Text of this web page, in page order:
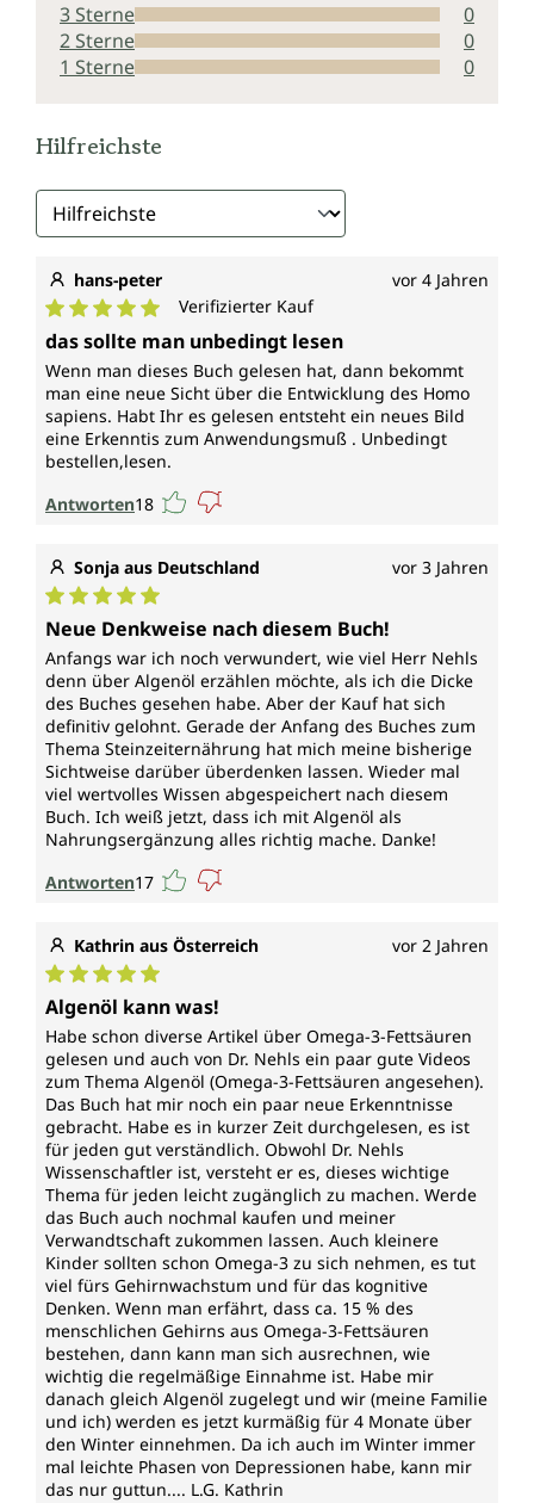
3 Sterne
0
2 Sterne
0
1 Sterne
0
Hilfreichste
hans-peter vor 4 Jahren
Durchschnittliche Bewertung von 5 von 5 Sternen
Verifizierter Kauf
das sollte man unbedingt lesen
Wenn man dieses Buch gelesen hat, dann bekommt
man eine neue Sicht über die Entwicklung des Homo
sapiens. Habt Ihr es gelesen entsteht ein neues Bild
eine Erkenntis zum Anwendungsmuß . Unbedingt
bestellen,lesen.
Antworten18
Sonja aus Deutschland vor 3 Jahren
Durchschnittliche Bewertung von 5 von 5 Sternen
Neue Denkweise nach diesem Buch!
Anfangs war ich noch verwundert, wie viel Herr Nehls
denn über Algenöl erzählen möchte, als ich die Dicke
des Buches gesehen habe. Aber der Kauf hat sich
definitiv gelohnt. Gerade der Anfang des Buches zum
Thema Steinzeiternährung hat mich meine bisherige
Sichtweise darüber überdenken lassen. Wieder mal
viel wertvolles Wissen abgespeichert nach diesem
Buch. Ich weiß jetzt, dass ich mit Algenöl als
Nahrungsergänzung alles richtig mache. Danke!
Antworten17
Kathrin aus Österreich vor 2 Jahren
Durchschnittliche Bewertung von 5 von 5 Sternen
Algenöl kann was!
Habe schon diverse Artikel über Omega-3-Fettsäuren
gelesen und auch von Dr. Nehls ein paar gute Videos
zum Thema Algenöl (Omega-3-Fettsäuren angesehen).
Das Buch hat mir noch ein paar neue Erkenntnisse
gebracht. Habe es in kurzer Zeit durchgelesen, es ist
für jeden gut verständlich. Obwohl Dr. Nehls
Wissenschaftler ist, versteht er es, dieses wichtige
Thema für jeden leicht zugänglich zu machen. Werde
das Buch auch nochmal kaufen und meiner
Verwandtschaft zukommen lassen. Auch kleinere
Kinder sollten schon Omega-3 zu sich nehmen, es tut
viel fürs Gehirnwachstum und für das kognitive
Denken. Wenn man erfährt, dass ca. 15 % des
menschlichen Gehirns aus Omega-3-Fettsäuren
bestehen, dann kann man sich ausrechnen, wie
wichtig die regelmäßige Einnahme ist. Habe mir
danach gleich Algenöl zugelegt und wir (meine Familie
und ich) werden es jetzt kurmäßig für 4 Monate über
den Winter einnehmen. Da ich auch im Winter immer
mal leichte Phasen von Depressionen habe, kann mir
das nur guttun.... L.G. Kathrin